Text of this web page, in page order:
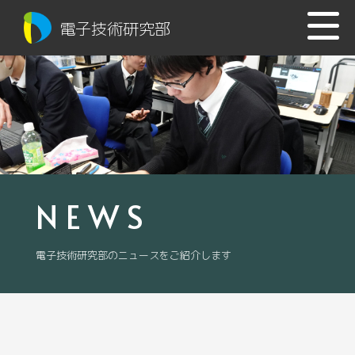
電子技術研究部
NEWS
電子技術研究部のニュースをご紹介します